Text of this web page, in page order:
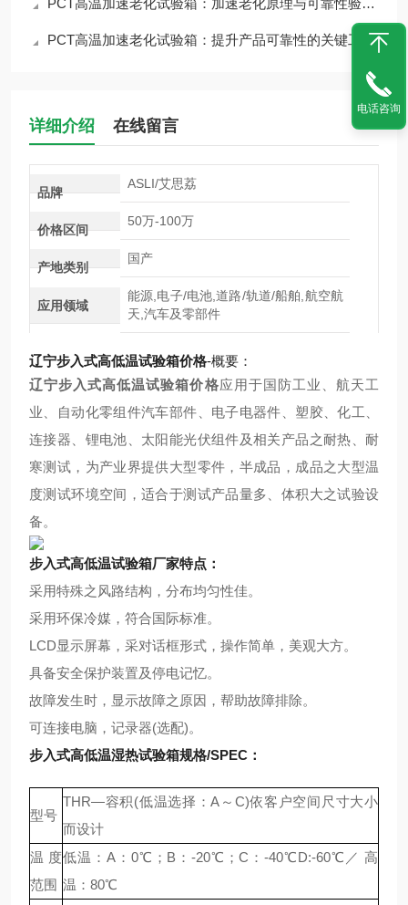
PCT高温加速老化试验箱：加速老化原理与可靠性验证应用
PCT高温加速老化试验箱：提升产品可靠性的关键工具
详细介绍 在线留言
品牌
ASLI/艾思荔
价格区间
50万-100万
产地类别
国产
应用领域
能源,电子/电池,道路/轨道/船舶,航空航
天,汽车及零部件
辽宁步入式高低温试验箱价格-概要：
辽宁步入式高低温试验箱价格应用于国防工业、航天工
业、自动化零组件汽车部件、电子电器件、塑胶、化工、
连接器、锂电池、太阳能光伏组件及相关产品之耐热、耐
寒测试， 为产业界提供大型零件，半成品，成品之大型温
度测试环境空间，适合于测试产品量多、体积大之试验设
备。
步入式高低温试验箱厂家特点：
采用特殊之风路结构，分布均匀性佳。
采用环保冷媒，符合国际标准。
LCD显示屏幕，采对话框形式，操作简单，美观大方。
具备安全保护装置及停电记忆。
故障发生时，显示故障之原因，帮助故障排除。
可连接电脑，记录器(选配)。
步入式高低温湿热试验箱规格/SPEC ：
型号
THR—容积(低温选择：A～C)依客户空间尺寸大小
而设计
温度
范围
低温：A：0℃；B：-20℃；C：-40℃D:-60℃／ 高
温：80℃
电话咨询